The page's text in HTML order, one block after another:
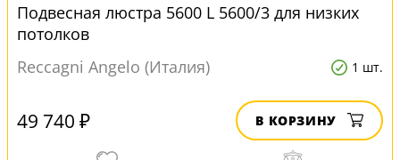
Подвесная люстра 5600 L 5600/3 для низких
потолков
Reccagni Angelo (Италия)
1 шт.
49 740 ₽ В КОРЗИНУ